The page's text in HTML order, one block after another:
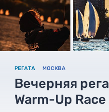
РЕГАТА МОСКВА
Вечерняя
Warm-Up Race